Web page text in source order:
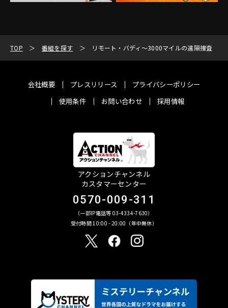
TOP 番組を探す リモート・バディ～3000マイルの遠隔捜査
会社概要 プレスリリース
プライバシーポリシー
使用条件
お問い合わせ 採用情報
アクションチャンネル
カスタマーセンター
0570-009-311
（一部IP電話等 03-4334-7630）
受付時間 10:00 - 20:00（年中無休）